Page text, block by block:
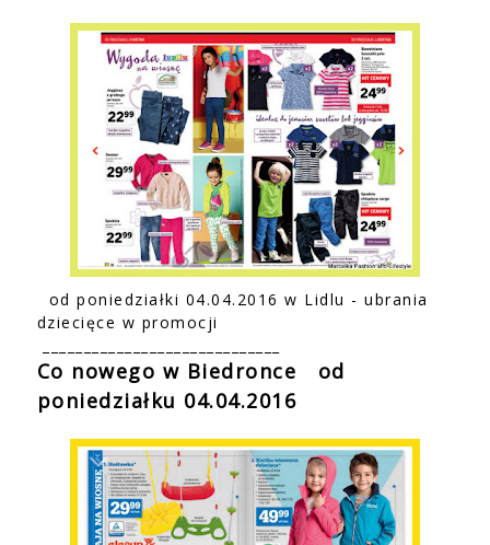
od poniedziałki 04.04.2016 w Lidlu - ubrania
dziecięce w promocji
Co nowego w Biedronce od
poniedziałku 04.04.2016